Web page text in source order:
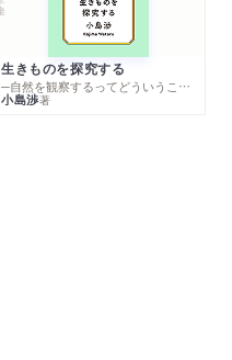
生きものを探究する
─自然を観察するってどういうこと？
小島渉著